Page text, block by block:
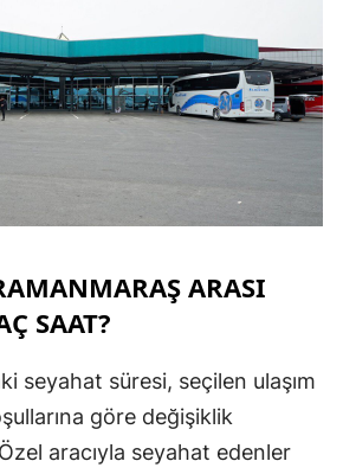
ARASI
SAAT?
seyahat süresi, seçilen ulaşım
göre değişiklik
aracıyla seyahat edenler